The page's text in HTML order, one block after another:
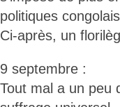
politiques
Ci-après, un
9 septembre :
Tout mal a un peu